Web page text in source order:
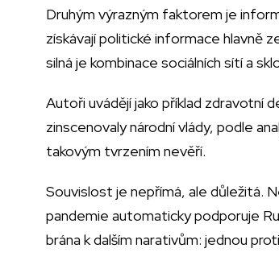
Druhým výrazným faktorem je
získávají politické informace hlavně
silná je kombinace sociálních sítí a
Autoři uvádějí jako příklad zdravotní
zinscenovaly národní vlády, podle
takovým tvrzením nevěří.
Souvislost je nepřímá, ale důležitá.
pandemie automaticky podporuje
brána k dalším narativům: jednou